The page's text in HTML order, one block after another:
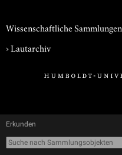
Wissenschaftliche Sammlungen
›Lautarchiv
Erkunden